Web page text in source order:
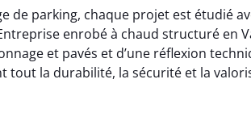
de parking, chaque projet est étudié
enrobé à chaud structuré en
et pavés et d’une réflexion
tout la durabilité, la sécurité et la